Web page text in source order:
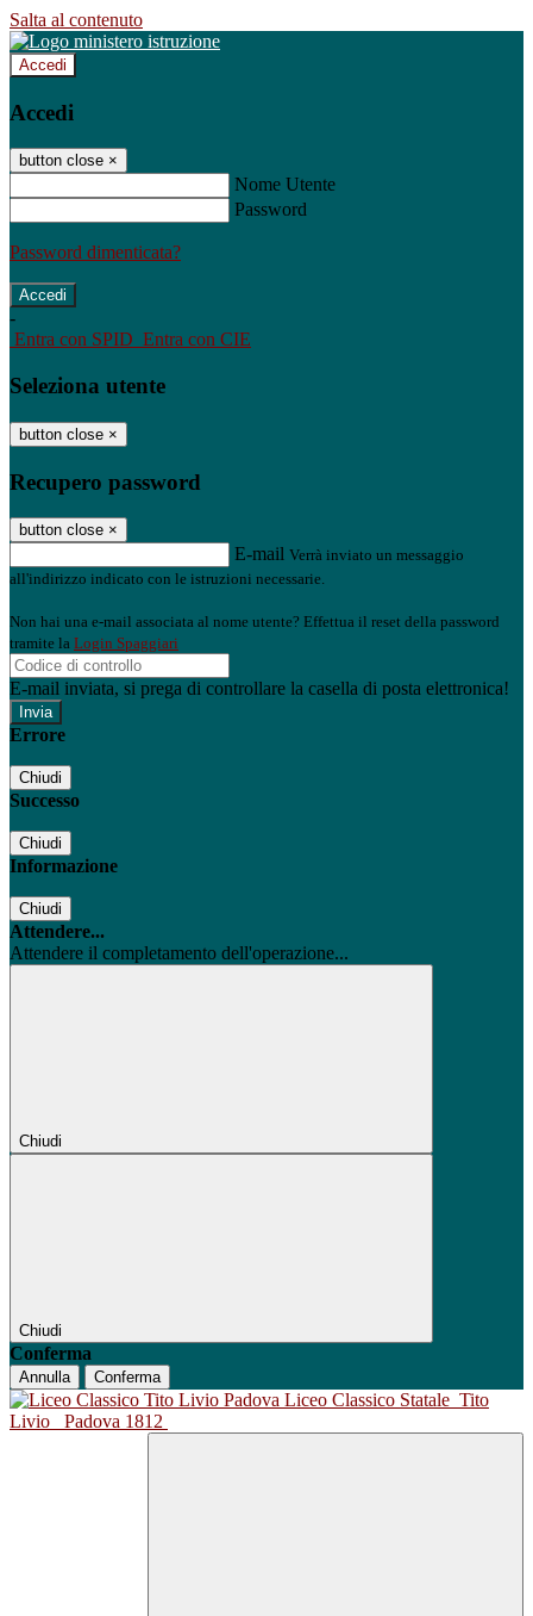
Salta al contenuto
Accedi
Accedi
button close ×
Nome Utente
Password
Password dimenticata?
-
Entra con SPID Entra con CIE
Seleziona utente
button close ×
Recupero password
button close ×
E-mail Verrà inviato un messaggio
all'indirizzo indicato con le istruzioni necessarie.
Non hai una e-mail associata al nome utente? Effettua il reset della password
tramite la Login Spaggiari
E-mail inviata, si prega di controllare la casella di posta elettronica!
Errore
Chiudi
Successo
Chiudi
Informazione
Chiudi
Attendere...
Attendere il completamento dell'operazione...
Chiudi
Chiudi
Conferma
Annulla Conferma
Liceo Classico Statale Tito
Livio
Padova 1812